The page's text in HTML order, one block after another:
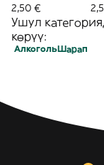
2,50 €
Ушул
көрүү:
АлкогольШарап